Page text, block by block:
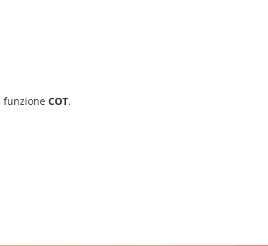
funzione COT.